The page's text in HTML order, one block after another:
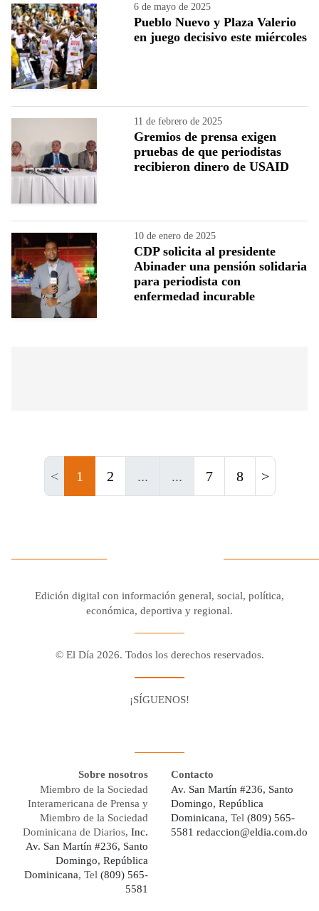
6 de mayo de 2025
Pueblo Nuevo y Plaza Valerio
en juego decisivo este miércoles
11 de febrero de 2025
Gremios de prensa exigen
pruebas de que periodistas
recibieron dinero de USAID
10 de enero de 2025
CDP solicita al presidente
Abinader una pensión solidaria
para periodista con
enfermedad incurable
< 1 2 ... ... 7 8 >
Edición digital con información general, social, política,
económica, deportiva y regional.
© El Día 2026. Todos los derechos reservados.
¡SÍGUENOS!
Sobre nosotros
Miembro de la Sociedad
Interamericana de Prensa y
Miembro de la Sociedad
Dominicana de Diarios, Inc.
Av. San Martín #236, Santo
Domingo, República
Dominicana, Tel (809) 565-
5581
Contacto
Av. San Martín #236, Santo
Domingo, República
Dominicana, Tel (809) 565-
5581 redaccion@eldia.com.do